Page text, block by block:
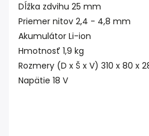
Dĺžka zdvihu 25 mm
Priemer nitov 2,4 - 4,8 mm
Akumulátor Li-ion
Hmotnosť 1,9 kg
Rozmery (D x Š x V) 310 x 80 x
Napätie 18 V